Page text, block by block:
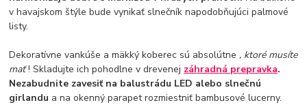
v havajskom štýle bude vynikať slnečník napodobňujúci palmové
listy.
Dekoratívne vankúše a mäkký koberec sú absolútne , ktoré musíte
mať! Skladujte ich pohodlne v drevenej záhradná prepravka.
Nezabudnite zavesiť na balustrádu LED alebo slnečnú
girlandu a na okenný parapet rozmiestniť bambusové lucerny.